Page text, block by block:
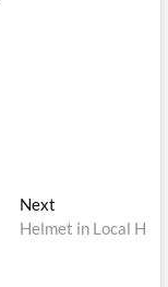
Next
post:
Helmet in Local H